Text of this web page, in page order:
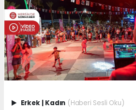
Erkek | Kadın (Haberi Sesli Oku)